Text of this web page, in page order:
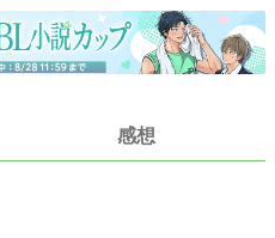
感想